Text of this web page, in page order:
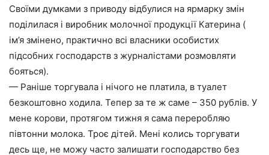
Своїми думками з приводу відбулися на ярмарку змін
поділилася і виробник молочної продукції Катерина (
ім’я змінено, практично всі власники особистих
підсобних господарств з журналістами розмовляти
бояться).
— Раніше торгувала і нічого не платила, в туалет
безкоштовно ходила. Тепер за те ж саме – 350 рублів. У
мене корови, протягом тижня я сама переробляю
півтонни молока. Троє дітей. Мені колись торгувати
десь ще, не можу часто залишати господарство без